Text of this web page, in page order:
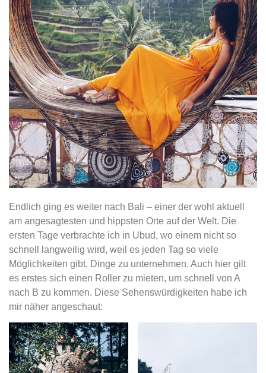
Endlich ging es weiter nach Bali – einer der wohl aktuell
am angesagtesten und hippsten Orte auf der Welt. Die
ersten Tage verbrachte ich in Ubud, wo einem nicht so
schnell langweilig wird, weil es jeden Tag so viele
Möglichkeiten gibt, Dinge zu unternehmen. Auch hier gilt
es erstes sich einen Roller zu mieten, um schnell von A
nach B zu kommen. Diese Sehenswürdigkeiten habe ich
mir näher angeschaut: